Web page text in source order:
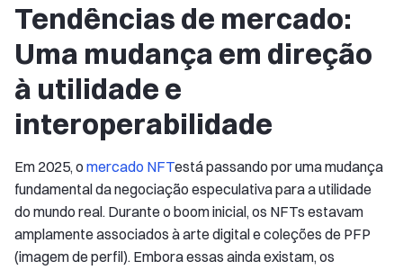
Tendências de mercado:
Uma mudança em direção
à utilidade e
interoperabilidade
Em 2025, o mercado NFTestá passando por uma mudança
fundamental da negociação especulativa para a utilidade
do mundo real. Durante o boom inicial, os NFTs estavam
amplamente associados à arte digital e coleções de PFP
(imagem de perfil). Embora essas ainda existam, os